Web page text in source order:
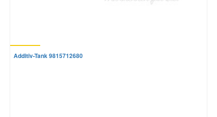
Additiv-Tank 9815712680
Volvo Ersatzteile